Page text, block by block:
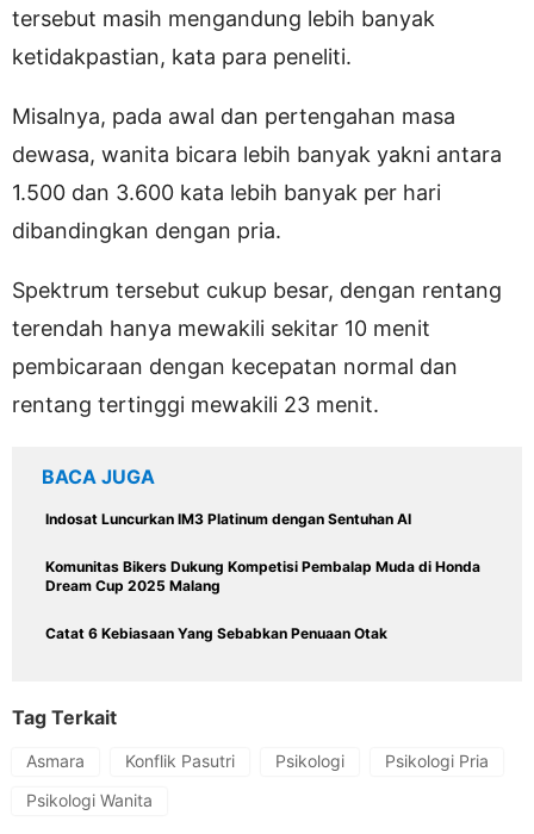
tersebut masih mengandung lebih banyak
ketidakpastian, kata para peneliti.
Misalnya, pada awal dan pertengahan masa
dewasa, wanita bicara lebih banyak yakni antara
1.500 dan 3.600 kata lebih banyak per hari
dibandingkan dengan pria.
Spektrum tersebut cukup besar, dengan rentang
terendah hanya mewakili sekitar 10 menit
pembicaraan dengan kecepatan normal dan
rentang tertinggi mewakili 23 menit.
BACA JUGA
Indosat Luncurkan IM3 Platinum dengan Sentuhan AI
Komunitas Bikers Dukung Kompetisi Pembalap Muda di Honda
Dream Cup 2025 Malang
Catat 6 Kebiasaan Yang Sebabkan Penuaan Otak
Tag Terkait
Asmara Konflik Pasutri Psikologi
Psikologi Pria
Psikologi Wanita